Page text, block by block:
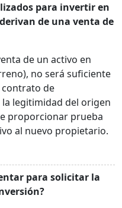
para invertir en
de una venta de
de un activo en
no será suficiente
de
legitimidad del origen
proporcionar prueba
al nuevo propietario.
para solicitar la